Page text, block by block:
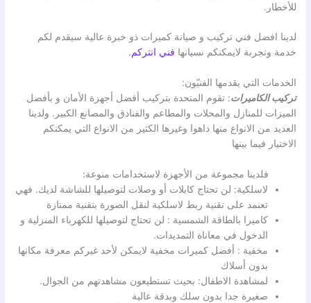
للأخطار.
لدينا افضل فني تركيب و صيانة كميرات ذو خبرة عالية سيقدم لكم
خدمة وتجربة لايمكنكم نسيانها فني انتركم.
الخدمات التي يقدمها الفنيّون:
تركيب الكاميرات: تقوم المتحدة بتركيب أفضل أجهزة الأمان و بأفضل
الميزات للمنازل والمحلات والمطاعم والفنادق والمصانع الكبير. ولدينا
العديد من الانواع منها داهوا وغيرها الكثير من الانواع التي يمكنكم
الاختيار فيما بينها
فلدينا مجموعة من الأجهزة لاستخدامات منوعة:
لاسلكية: لن تحتاج كابلات أو وصلات لتوصيلها للشاشة لديك. فهي
تعنمد على تقنية ربط لاسلكية لنقل الصورة بتقنية ممتازة
كاميرا بالطاقة الشمسية : لن تحتاج لتوصيلها للكهرباء المنزلية و
الدخول في معاناة التمديدات.
مخفية : أفضل كميرات مخفية لايمكن لأحد غيركم معرفة مكانها
بدون أسلاك
لمشاهدة الاطفال: بحيث تستطيعون مشاهدتهم من الجوال.
صغيرة جدا بدون سلك وبدقة عالية